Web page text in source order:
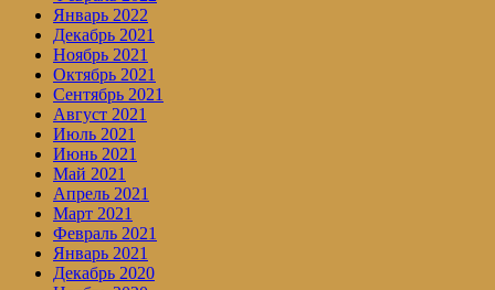
Январь 2022
Декабрь 2021
Ноябрь 2021
Октябрь 2021
Сентябрь 2021
Август 2021
Июль 2021
Июнь 2021
Май 2021
Апрель 2021
Март 2021
Февраль 2021
Январь 2021
Декабрь 2020